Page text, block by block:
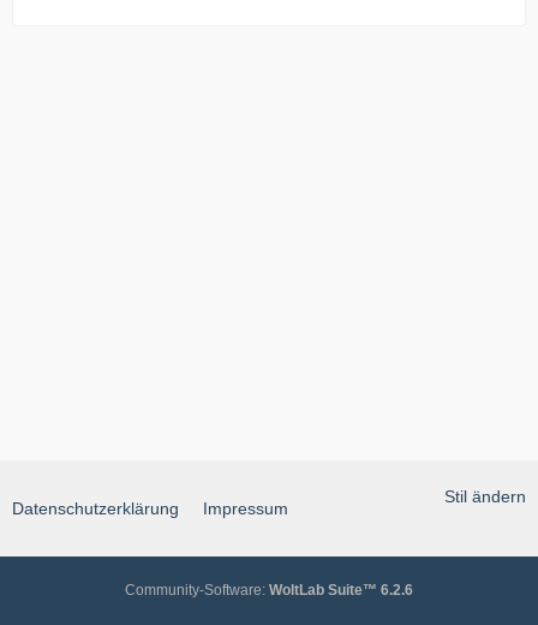
Stil ändern
Datenschutzerklärung Impressum
Community-Software: WoltLab Suite™ 6.2.6